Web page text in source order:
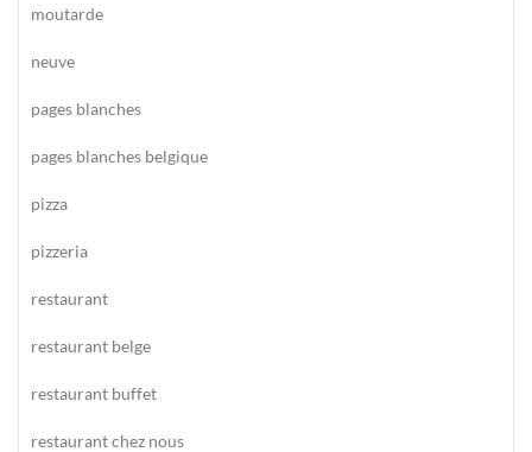
moutarde
neuve
pages blanches
pages blanches belgique
pizza
pizzeria
restaurant
restaurant belge
restaurant buffet
restaurant chez nous